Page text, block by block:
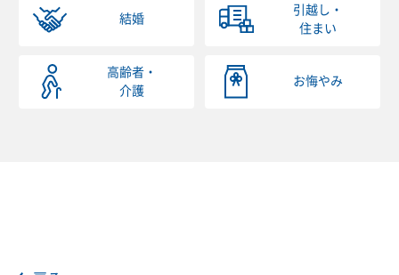
結婚
引越し・
住まい
高齢者・
介護
お悔やみ